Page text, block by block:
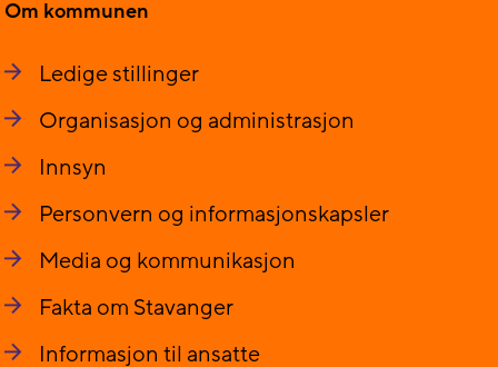
Om kommunen
Ledige stillinger
Organisasjon og administrasjon
Innsyn
Personvern og informasjonskapsler
Media og kommunikasjon
Fakta om Stavanger
Informasjon til ansatte